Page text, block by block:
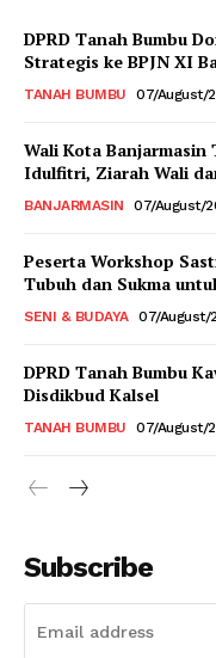
DPRD Tanah Bumbu
Strategis ke BPJN XI
TANAH BUMBU 07/August/
Wali Kota Banjarmasin
Idulfitri, Ziarah Wali
BANJARMASIN 07/August/
Peserta Workshop
Tubuh dan Sukma
SENI & BUDAYA 07/August/
DPRD Tanah Bumbu
Disdikbud Kalsel
TANAH BUMBU 07/August/
Subscribe